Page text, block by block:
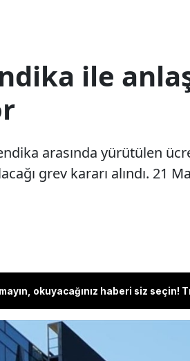
ile
arasında yürütülen
grev kararı alındı. 21
okuyacağınız haberi siz seçin!